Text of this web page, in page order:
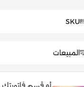
SKU
المبيعات